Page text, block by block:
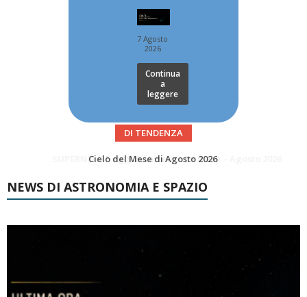
7 Agosto
2026
Continua
a
leggere
DI TENDENZA
SUPERNOVAE aggiornamenti del mese – Agosto 2026
Le Comete del mese di Agosto: LA 10P/TEMPEL AL PERIELIO
NEWS DI ASTRONOMIA E SPAZIO